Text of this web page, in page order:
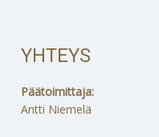
YHTEYS
Päätoimittaja:
Antti Niemelä